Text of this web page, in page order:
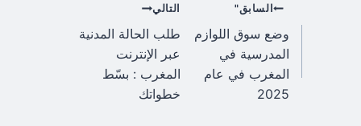
المادة
الملاحة
السابق"
وضع سوق اللوازم
المدرسية في
المغرب في عام
2025
التالي
طلب الحالة المدنية
عبر الإنترنت
المغرب : بسّط
خطواتك